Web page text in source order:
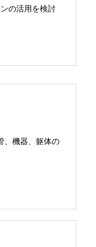
の活用を検討
、機器、躯体の